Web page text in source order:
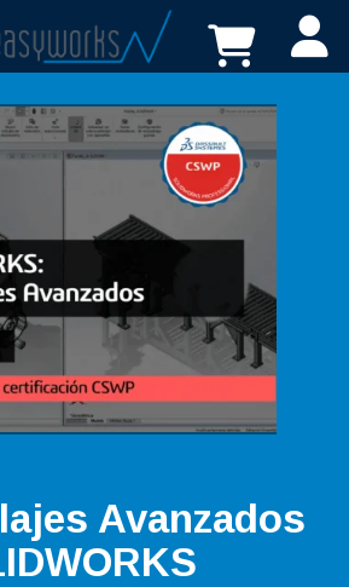
Avanzados